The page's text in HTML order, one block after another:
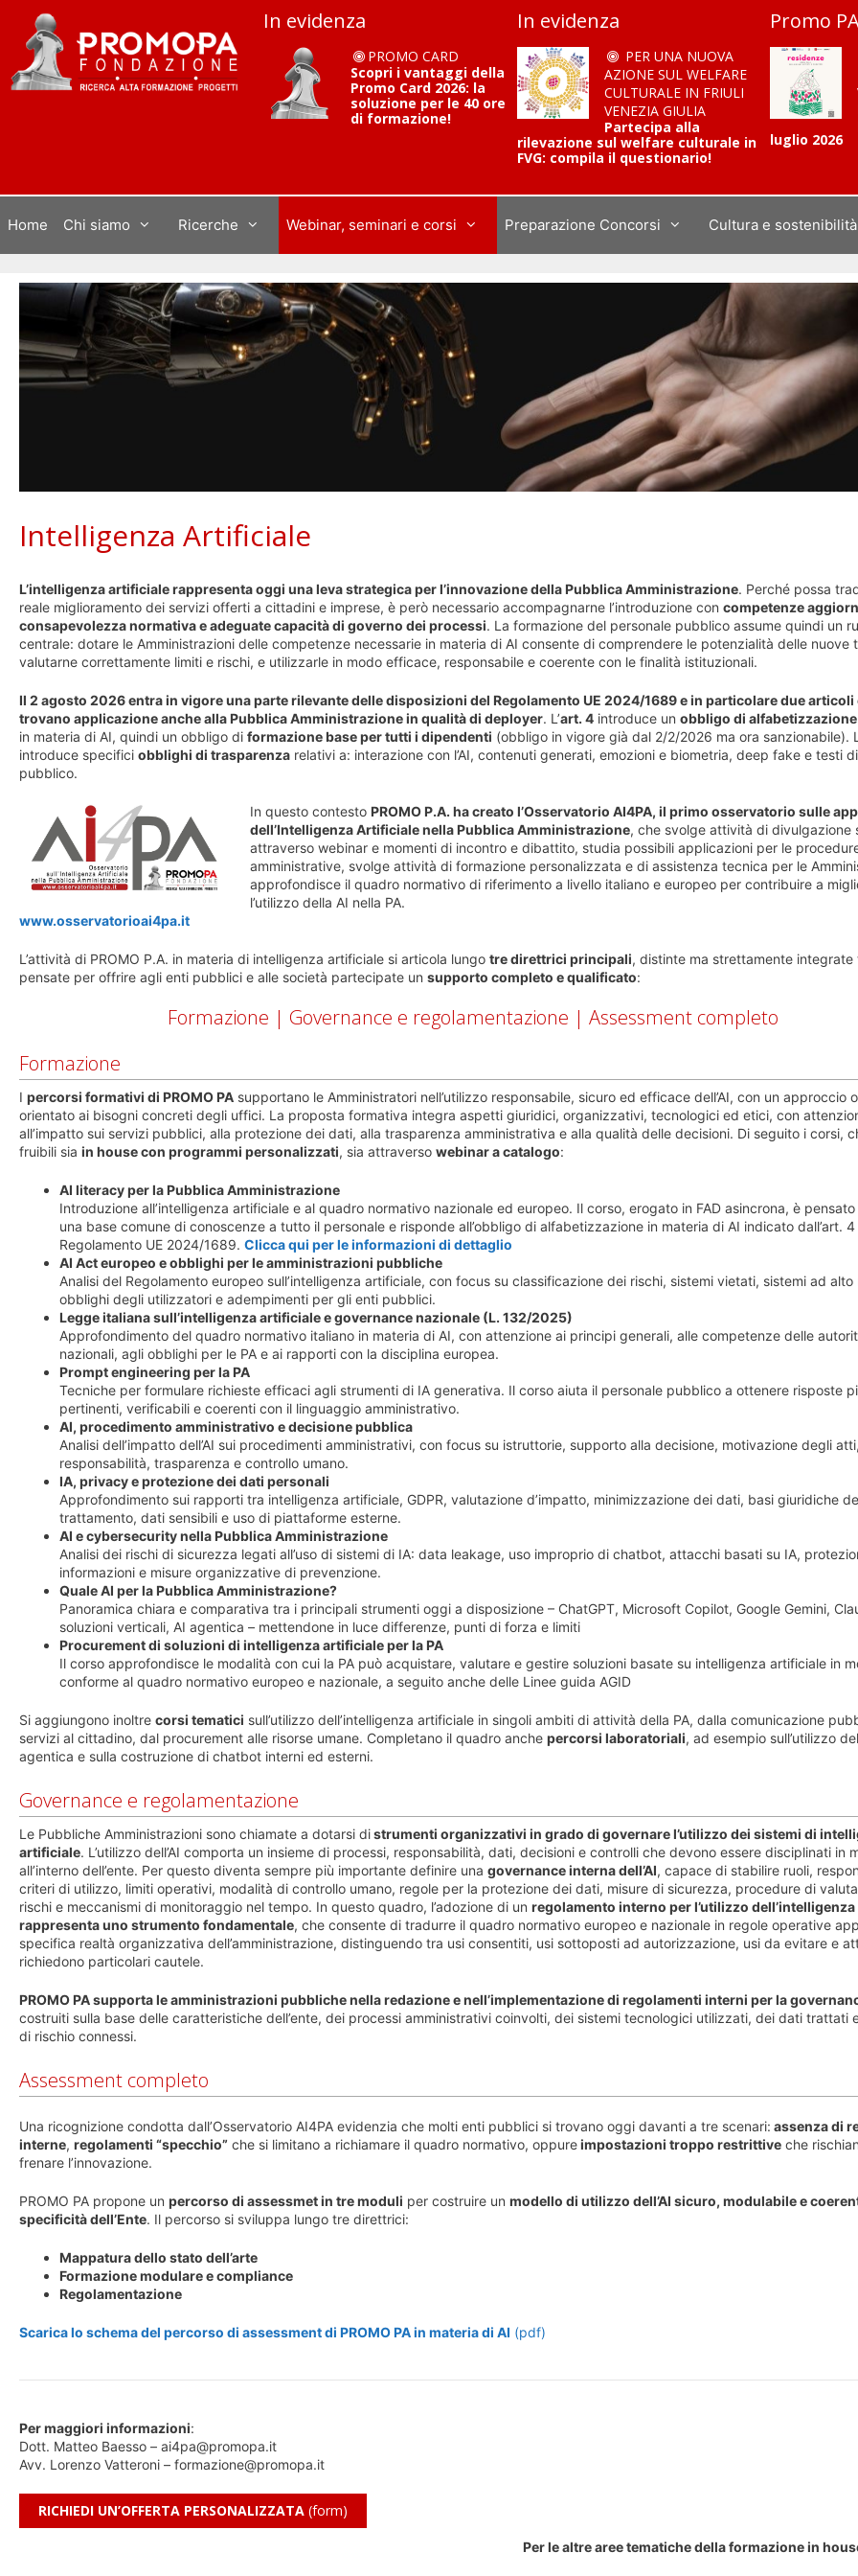
contenuto
In evidenza
PROMO CARD
Scopri i vantaggi della
Promo Card 2026: la
soluzione per le 40 ore
di formazione!
In evidenza
PER UNA NUOVA
AZIONE SUL WELFARE
CULTURALE IN FRIULI
VENEZIA GIULIA
Partecipa alla
rilevazione sul welfare culturale in
FVG: compila il questionario!
Promo
luglio 2026
Home Chi siamo Ricerche Webinar, seminari e corsi Preparazione Concorsi Cultura e sostenibilità
Intelligenza Artificiale
L’intelligenza artificiale rappresenta oggi una leva strategica per l’innovazione della Pubblica Amministrazione. Perché possa
reale miglioramento dei servizi offerti a cittadini e imprese, è però necessario accompagnarne l’introduzione con competenze
consapevolezza normativa e adeguate capacità di governo dei processi. La formazione del personale pubblico assume quindi un
centrale: dotare le Amministrazioni delle competenze necessarie in materia di AI consente di comprendere le potenzialità delle nuove
valutarne correttamente limiti e rischi, e utilizzarle in modo efficace, responsabile e coerente con le finalità istituzionali.
Il 2 agosto 2026 entra in vigore una parte rilevante delle disposizioni del Regolamento UE 2024/1689 e in particolare due articoli
trovano applicazione anche alla Pubblica Amministrazione in qualità di deployer. L’art. 4 introduce un obbligo di
in materia di AI, quindi un obbligo di formazione base per tutti i dipendenti (obbligo in vigore già dal 2/2/2026 ma ora sanzionabile).
introduce specifici obblighi di trasparenza relativi a: interazione con l’AI, contenuti generati, emozioni e biometria, deep fake e testi
pubblico.
In questo contesto PROMO P.A. ha creato l’Osservatorio AI4PA, il primo osservatorio sulle
dell’Intelligenza Artificiale nella Pubblica Amministrazione, che svolge attività di divulgazione
attraverso webinar e momenti di incontro e dibattito, studia possibili applicazioni per le
amministrative, svolge attività di formazione personalizzata e di assistenza tecnica per le
approfondisce il quadro normativo di riferimento a livello italiano e europeo per contribuire a
l’utilizzo della AI nella PA.
www.osservatorioai4pa.it
L’attività di PROMO P.A. in materia di intelligenza artificiale si articola lungo tre direttrici principali, distinte ma strettamente integrate
pensate per offrire agli enti pubblici e alle società partecipate un supporto completo e qualificato:
Formazione | Governance e regolamentazione | Assessment completo
Formazione
I percorsi formativi di PROMO PA supportano le Amministratori nell’utilizzo responsabile, sicuro ed efficace dell’AI, con un approccio
orientato ai bisogni concreti degli uffici. La proposta formativa integra aspetti giuridici, organizzativi, tecnologici ed etici, con
all’impatto sui servizi pubblici, alla protezione dei dati, alla trasparenza amministrativa e alla qualità delle decisioni. Di seguito i corsi,
fruibili sia in house con programmi personalizzati, sia attraverso webinar a catalogo:
AI literacy per la Pubblica Amministrazione
Introduzione all’intelligenza artificiale e al quadro normativo nazionale ed europeo. Il corso, erogato in FAD asincrona, è
una base comune di conoscenze a tutto il personale e risponde all’obbligo di alfabetizzazione in materia di AI indicato dall’art.
Regolamento UE 2024/1689. Clicca qui per le informazioni di dettaglio
AI Act europeo e obblighi per le amministrazioni pubbliche
Analisi del Regolamento europeo sull’intelligenza artificiale, con focus su classificazione dei rischi, sistemi vietati, sistemi ad alto
obblighi degli utilizzatori e adempimenti per gli enti pubblici.
Legge italiana sull’intelligenza artificiale e governance nazionale (L. 132/2025)
Approfondimento del quadro normativo italiano in materia di AI, con attenzione ai principi generali, alle competenze delle
nazionali, agli obblighi per le PA e ai rapporti con la disciplina europea.
Prompt engineering per la PA
Tecniche per formulare richieste efficaci agli strumenti di IA generativa. Il corso aiuta il personale pubblico a ottenere risposte
pertinenti, verificabili e coerenti con il linguaggio amministrativo.
AI, procedimento amministrativo e decisione pubblica
Analisi dell’impatto dell’AI sui procedimenti amministrativi, con focus su istruttorie, supporto alla decisione, motivazione degli atti,
responsabilità, trasparenza e controllo umano.
IA, privacy e protezione dei dati personali
Approfondimento sui rapporti tra intelligenza artificiale, GDPR, valutazione d’impatto, minimizzazione dei dati, basi giuridiche
trattamento, dati sensibili e uso di piattaforme esterne.
AI e cybersecurity nella Pubblica Amministrazione
Analisi dei rischi di sicurezza legati all’uso di sistemi di IA: data leakage, uso improprio di chatbot, attacchi basati su IA,
informazioni e misure organizzative di prevenzione.
Quale AI per la Pubblica Amministrazione?
Panoramica chiara e comparativa tra i principali strumenti oggi a disposizione – ChatGPT, Microsoft Copilot, Google Gemini,
soluzioni verticali, AI agentica – mettendone in luce differenze, punti di forza e limiti
Procurement di soluzioni di intelligenza artificiale per la PA
Il corso approfondisce le modalità con cui la PA può acquistare, valutare e gestire soluzioni basate su intelligenza artificiale in
conforme al quadro normativo europeo e nazionale, a seguito anche delle Linee guida AGID
Si aggiungono inoltre corsi tematici sull’utilizzo dell’intelligenza artificiale in singoli ambiti di attività della PA, dalla comunicazione
servizi al cittadino, dal procurement alle risorse umane. Completano il quadro anche percorsi laboratoriali, ad esempio sull’utilizzo
agentica e sulla costruzione di chatbot interni ed esterni.
Governance e regolamentazione
Le Pubbliche Amministrazioni sono chiamate a dotarsi distrumenti organizzativi in grado di governare l’utilizzo dei sistemi di
artificiale. L’utilizzo dell’AI comporta un insieme di processi, responsabilità, dati, decisioni e controlli che devono essere disciplinati in
all’interno dell’ente. Per questo diventa sempre più importante definire una governance interna dell’AI, capace di stabilire ruoli,
criteri di utilizzo, limiti operativi, modalità di controllo umano, regole per la protezione dei dati, misure di sicurezza, procedure di
rischi e meccanismi di monitoraggio nel tempo. In questo quadro, l’adozione di un regolamento interno per l’utilizzo
rappresenta uno strumento fondamentale, che consente di tradurre il quadro normativo europeo e nazionale in regole operative
specifica realtà organizzativa dell’amministrazione, distinguendo tra usi consentiti, usi sottoposti ad autorizzazione, usi da evitare e
richiedono particolari cautele.
PROMO PA supporta le amministrazioni pubbliche nella redazione e nell’implementazione di regolamenti interni per la
costruiti sulla base delle caratteristiche dell’ente, dei processi amministrativi coinvolti, dei sistemi tecnologici utilizzati, dei dati trattati
di rischio connessi.
Assessment completo
Una ricognizione condotta dall’Osservatorio AI4PA evidenzia che molti enti pubblici si trovano oggi davanti a tre scenari: assenza di
interne, regolamenti “specchio” che si limitano a richiamare il quadro normativo, oppureimpostazioni troppo restrittive che
frenare l’innovazione.
PROMO PA propone un percorso di assessmet in tre moduli per costruire un modello di utilizzo dell’AI sicuro, modulabile e
specificità dell’Ente. Il percorso si sviluppa lungo tre direttrici:
Mappatura dello stato dell’arte
Formazione modulare e compliance
Regolamentazione
Scarica lo schema del percorso di assessment di PROMO PA in materia di AI (pdf)
Per maggiori informazioni:
Dott. Matteo Baesso – ai4pa@promopa.it
Avv. Lorenzo Vatteroni – formazione@promopa.it
RICHIEDI UN’OFFERTA PERSONALIZZATA (form)
Per le altre aree tematiche della formazione in